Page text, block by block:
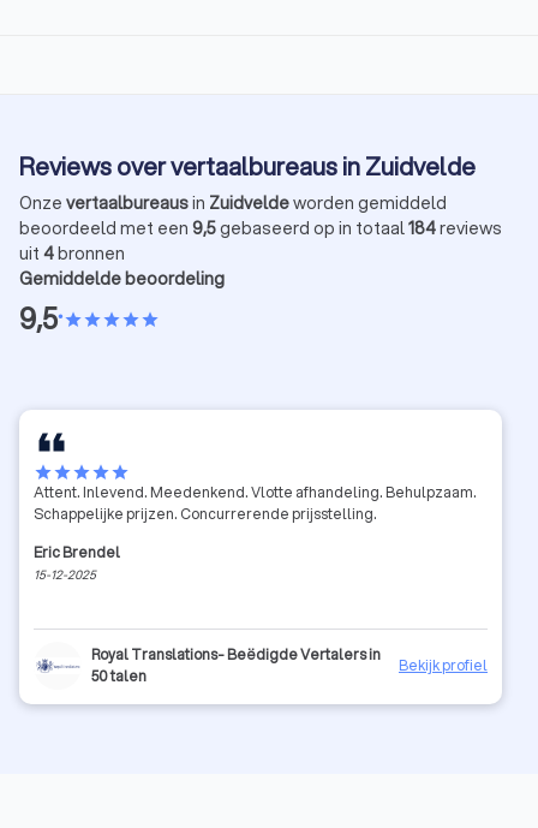
Reviews over vertaalbureaus in Zuidvelde
Onze vertaalbureausin Zuidveldeworden gemiddeld
beoordeeld met een 9,5gebaseerd op in totaal184reviews
uit 4bronnen
Gemiddelde beoordeling
9,5•starstarstarstarstar
starstarstarstarstar
Attent. Inlevend. Meedenkend. Vlotte afhandeling. Behulpzaam.
Schappelijke prijzen. Concurrerende prijsstelling.
Eric Brendel
15-12-2025
Royal Translations- Beëdigde Vertalers in
50 talen
Bekijk profiel